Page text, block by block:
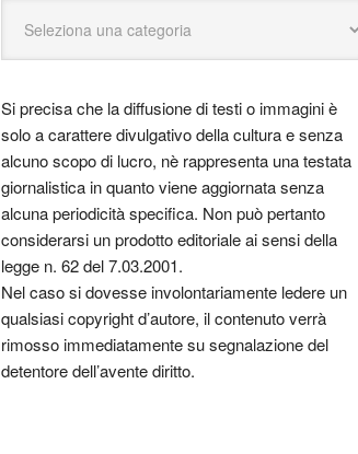
Si precisa che la diffusione di testi o immagini è
solo a carattere divulgativo della cultura e senza
alcuno scopo di lucro, nè rappresenta una testata
giornalistica in quanto viene aggiornata senza
alcuna periodicità specifica. Non può pertanto
considerarsi un prodotto editoriale ai sensi della
legge n. 62 del 7.03.2001.
Nel caso si dovesse involontariamente ledere un
qualsiasi copyright d’autore, il contenuto verrà
rimosso immediatamente su segnalazione del
detentore dell’avente diritto.